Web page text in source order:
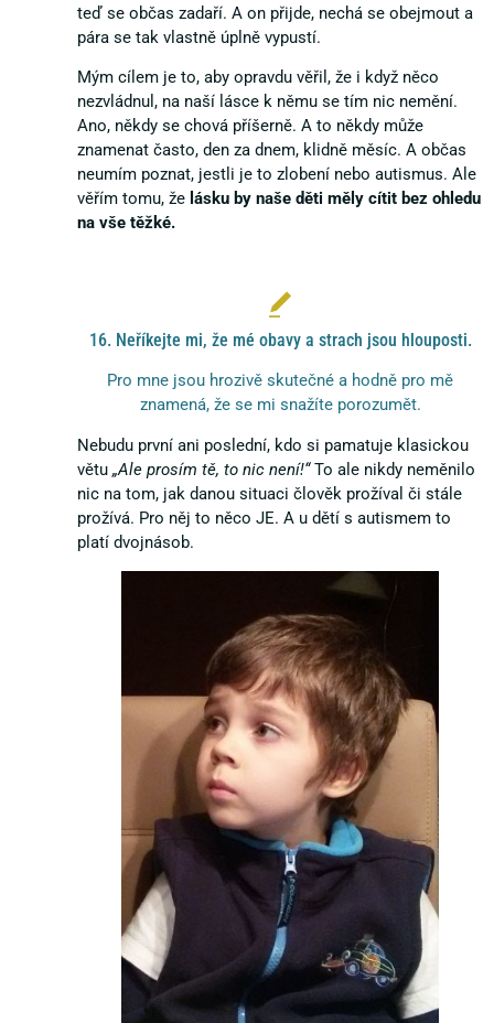
teď se občas zadaří. A on přijde, nechá se obejmout a
pára se tak vlastně úplně vypustí.
Mým cílem je to, aby opravdu věřil, že i když něco
nezvládnul, na naší lásce k němu se tím nic nemění.
Ano, někdy se chová příšerně. A to někdy může
znamenat často, den za dnem, klidně měsíc. A občas
neumím poznat, jestli je to zlobení nebo autismus. Ale
věřím tomu, že lásku by naše děti měly cítit bez ohledu
na vše těžké.
16. Neříkejte mi, že mé obavy a strach jsou hlouposti.
Pro mne jsou hrozivě skutečné a hodně pro mě
znamená, že se mi snažíte porozumět.
Nebudu první ani poslední, kdo si pamatuje klasickou
větu „Ale prosím tě, to nic není!“To ale nikdy neměnilo
nic na tom, jak danou situaci člověk prožíval či stále
prožívá. Pro něj to něco JE. A u dětí s autismem to
platí dvojnásob.